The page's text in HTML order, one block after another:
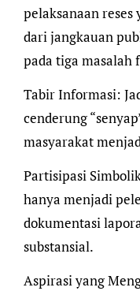
pelaksanaan
dari jangkauan
pada tiga masalah
​Tabir Informasi:
cenderung
masyarakat
​Partisipasi
hanya menjadi
dokumentasi
substansial.
​Aspirasi yang